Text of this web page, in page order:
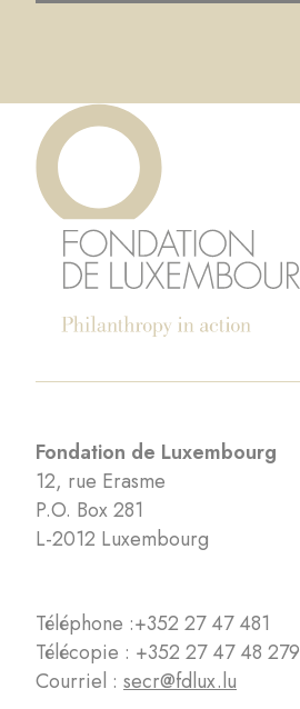
Fondation de Luxembourg
12, rue Erasme
P.O. Box 281
L-2012 Luxembourg
Téléphone :+352 27 47 481
Télécopie : +352 27 47 48 279
Courriel : secr@fdlux.lu